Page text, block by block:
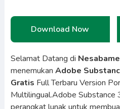
Download Now
Selamat Datang di
menemukan Adobe
Gratis Full Terbaru Version
Multilingual.Adobe Substance